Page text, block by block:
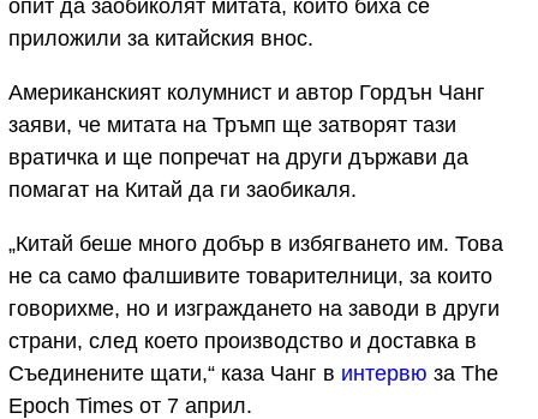
опит да заобиколят митата, които биха се
приложили за китайския внос.
Американският колумнист и автор Гордън Чанг
заяви, че митата на Тръмп ще затворят тази
вратичка и ще попречат на други държави да
помагат на Китай да ги заобикаля.
„Китай беше много добър в избягването им. Това
не са само фалшивите товарителници, за които
говорихме, но и изграждането на заводи в други
страни, след което производство и доставка в
Съединените щати,“ каза Чанг в интервю за The
Epoch Times от 7 април.